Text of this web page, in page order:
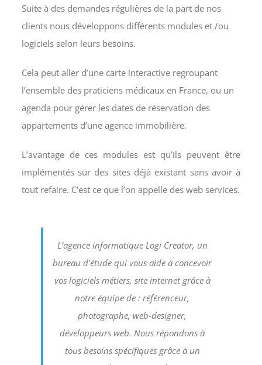
Suite à des demandes régulières de la part de nos
clients nous développons différents modules et /ou
logiciels selon leurs besoins.
Cela peut aller d’une carte interactive regroupant
l’ensemble des praticiens médicaux en France, ou un
agenda pour gérer les dates de réservation des
appartements d’une agence immobilière.
L’avantage de ces modules est qu’ils peuvent être
implémentés sur des sites déjà existant sans avoir à
tout refaire. C’est ce que l’on appelle des web services.
L’agence informatique Logi Creator, un
bureau d’étude qui vous aide à concevoir
vos logiciels métiers, site internet grâce à
notre équipe de : référenceur,
photographe, web-designer,
développeurs web. Nous répondons à
tous besoins spécifiques grâce à un